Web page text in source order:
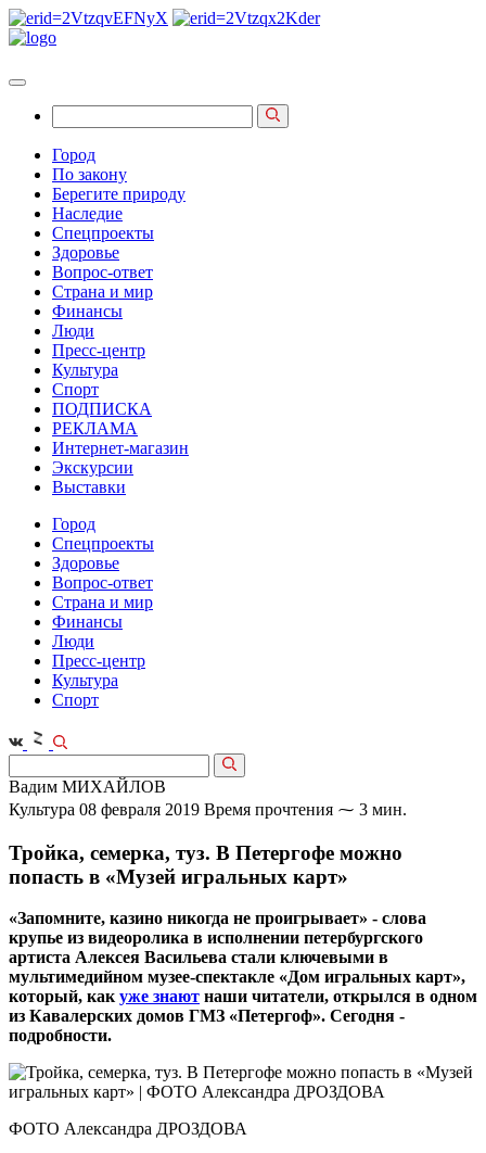
Город
По закону
Берегите природу
Наследие
Спецпроекты
Здоровье
Вопрос-ответ
Страна и мир
Финансы
Люди
Пресс-центр
Культура
Спорт
ПОДПИСКА
РЕКЛАМА
Интернет-магазин
Экскурсии
Выставки
Город
Спецпроекты
Здоровье
Вопрос-ответ
Страна и мир
Финансы
Люди
Пресс-центр
Культура
Спорт
Вадим МИХАЙЛОВ
Культура 08 февраля 2019 Время прочтения ⁓ 3 мин.
Тройка, семерка, туз. В Петергофе можно
попасть в «Музей игральных карт»
«Запомните, казино никогда не проигрывает» - слова
крупье из видеоролика в исполнении петербургского
артиста Алексея Васильева стали ключевыми в
мультимедийном музее-спектакле «Дом игральных карт»,
который, какуже знают наши читатели, открылся в одном
из Кавалерских домов ГМЗ «Петергоф». Сегодня -
подробности.
ФОТО Александра ДРОЗДОВА